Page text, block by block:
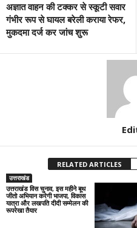
अज्ञात वाहन की टक्कर से स्कूटी सवार
गंभीर रूप से घायल बरेली कराया रेफर,
मुकदमा दर्ज कर जांच शुरू
RELATED ARTICLES
उत्तराखंड
उत्तराखंड विस चुनाव, इस महीने बूथ
जीतो अभियान करेगी भाजपा, विकास
यात्रा और लखपति दीदी सम्मेलन की
रूपरेखा तैयार